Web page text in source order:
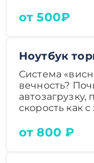
от 500₽
Ноутбук
Система
вечность?
скорость как с
от 800 ₽